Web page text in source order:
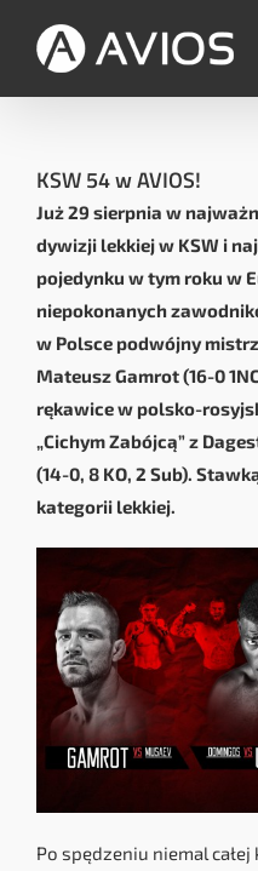
zawartości
KSW 54 w AVIOS!
Już 29 sierpnia w
dywizji lekkiej w KSW i
pojedynku w tym roku w
niepokonanych
w Polsce podwójny
Mateusz Gamrot (16-0
rękawice w polsko-
„Cichym Zabójcą” z
(14-0, 8 KO, 2 Sub).
kategorii lekkiej.
Po spędzeniu niemal